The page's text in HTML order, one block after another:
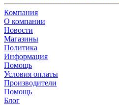
Компания
О компании
Новости
Магазины
Политика
Информация
Помощь
Условия оплаты
Производители
Помощь
Блог